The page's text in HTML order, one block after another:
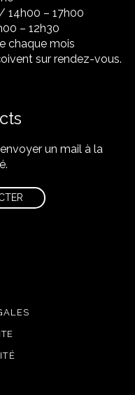
14h00 – 17h00
– 12h30
chaque mois
sur rendez-vous.
un mail à la